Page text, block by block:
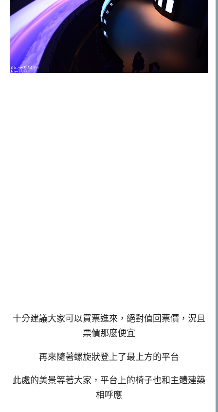
十分建議大家可以買票進來，絕對值回票價，況且
票價那麼便宜
再來隨著螺旋狀登上了最上方的平台
此處的美景等著大家，平台上的椅子也和主體建築
相呼應